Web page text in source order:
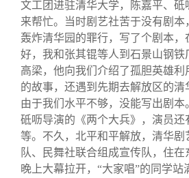
文工团进驻清华大学，陈嘉平、砥
来帮忙。当时剧艺社苦于没有剧本
轰炸清华园的罪行，写了个剧本，
好，我和张其锟等人到石景山钢铁
高梁，他向我们介绍了孤胆英雄
的故事，还遇到先期去解放区的
由于我们水平不够，没能写出剧本
砥呖导演的《两个大兵》，演员还
等。不久，北平和平解放，清华剧
队、民舞社联合组成宣传队，住
晚上大幕拉开，“大家唱”的同学站